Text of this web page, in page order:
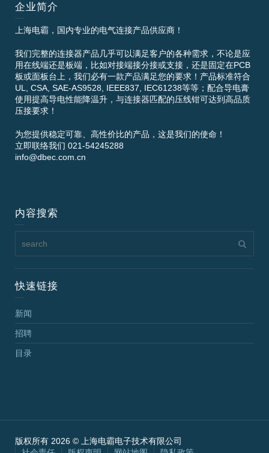
企业简介
上海电霸，国内专业的电气连接产品供应商！
我们完整的连接器产品几乎可以满足客户的各种需求，不论是应
用在线端还是板端，比如对接端接分接或支接，还是固定在PCB
板或面板台上，我们必有一款产品满足您的要求！产品标准符合
UL, CSA, SAE-AS9528, IEEE837, IEC61238等等；配合导电膏
使用提高导电性能降温升，与连接器匹配的压线钳可达到高品质
压接要求！
为您提供稳定可靠、高性价比的产品，这是我们的使命！
立即联络我们 021-54245288
info@dbec.com.cn
内容搜索
快速链接
新闻
招聘
目录
版权所有 2026 © 上海电霸电子技术有限公司